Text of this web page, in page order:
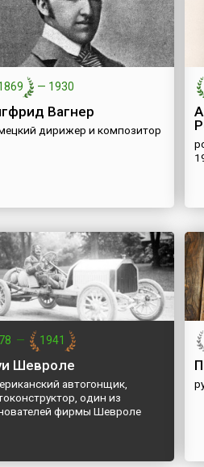
— 1930
Вагнер
дирижер и композитор
— 1941
Шевроле
автогонщик,
один из
фирмы Шевроле